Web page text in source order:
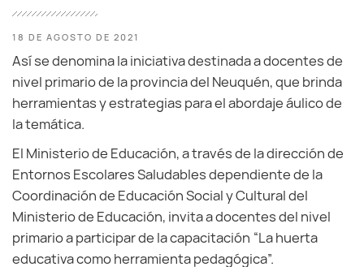
18 DE AGOSTO DE 2021
Así se denomina la iniciativa destinada a docentes de
nivel primario de la provincia del Neuquén, que brinda
herramientas y estrategias para el abordaje áulico de
la temática.
El Ministerio de Educación, a través de la dirección de
Entornos Escolares Saludables dependiente de la
Coordinación de Educación Social y Cultural del
Ministerio de Educación, invita a docentes del nivel
primario a participar de la capacitación “La huerta
educativa como herramienta pedagógica”.